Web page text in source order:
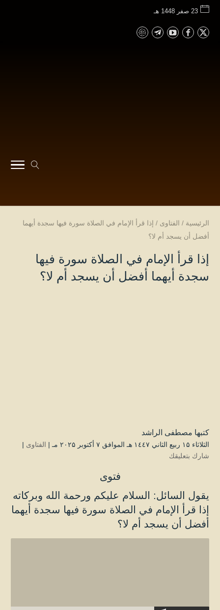
23 صفر 1448 هـ
الرئيسية / الفتاوى / إذا قرأ الإمام في الصلاة سورة فيها سجدة أيهما
أفضل أن يسجد أم لا؟
إذا قرأ الإمام في الصلاة سورة فيها
سجدة أيهما أفضل أن يسجد أم لا؟
كتبها مصطفى الراشد
الثلاثاء ۱۵ ربيع الثاني ۱٤٤۷ هـ الموافق ۷ أكتوبر ۲۰۲۵ مـ | الفتاوى |
شارك بتعليقك
فتوى
يقول السائل: السلام عليكم ورحمة الله وبركاته
إذا قرأ الإمام في الصلاة سورة فيها سجدة أيهما
أفضل أن يسجد أم لا؟